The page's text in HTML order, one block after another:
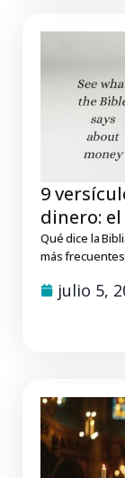
9
dinero:
Qué dice la
más
julio 5,